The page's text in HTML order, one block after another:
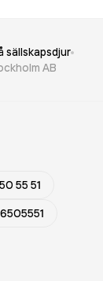
sällskapsdjur
AB
55 51